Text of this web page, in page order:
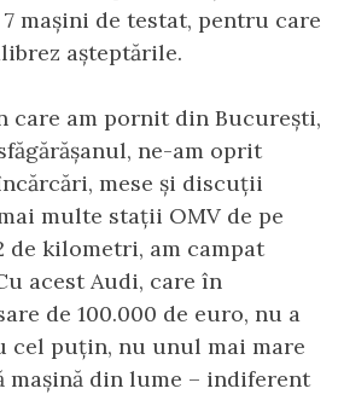
7 mașini de testat, pentru care
așteptările.
care am pornit din București,
ne-am oprit
mese și discuții
multe stații OMV de pe
de kilometri, am campat
acest Audi, care în
de 100.000 de euro, nu a
cel puțin, nu unul mai mare
mașină din lume – indiferent